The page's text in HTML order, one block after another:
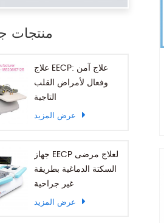
منتجات
علاج EECP: علاج آمن
وفعال لأمراض القلب
التاجية
عرض المزيد
جهاز EECP لعلاج مرضى
السكتة الدماغية بطريقة
غير جراحية
عرض المزيد